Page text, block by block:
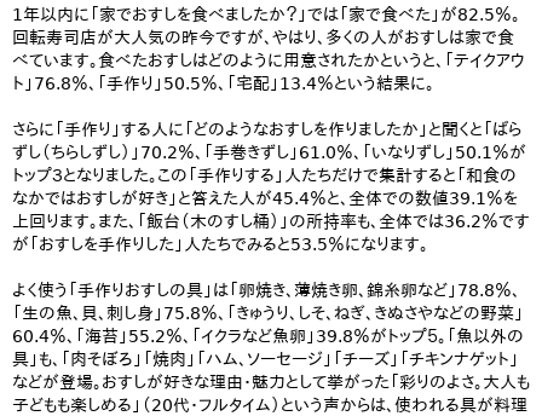
1年以内に「家でおすしを食べましたか？」では「家で食べた」が82.5％。
回転寿司店が大人気の昨今ですが、やはり、多くの人がおすしは家で食
べています。食べたおすしはどのように用意されたかというと、「テイクアウ
ト」76.8％、「手作り」50.5％、「宅配」13.4％という結果に。
さらに「手作り」する人に「どのようなおすしを作りましたか」と聞くと「ばら
ずし（ちらしずし）」70.2％、「手巻きずし」61.0％、「いなりずし」50.1％が
トップ３となりました。この「手作りする」人たちだけで集計すると「和食の
なかではおすしが好き」と答えた人が45.4％と、全体での数値39.1％を
上回ります。また、「飯台（木のすし桶）」の所持率も、全体では36.2％です
が「おすしを手作りした」人たちでみると53.5％になります。
よく使う「手作りおすしの具」は「卵焼き、薄焼き卵、錦糸卵など」78.8％、
「生の魚、貝、刺し身」75.8％、「きゅうり、しそ、ねぎ、きぬさやなどの野菜」
60.4％、「海苔」55.2％、「イクラなど魚卵」39.8％がトップ５。「魚以外の
具」も、「肉そぼろ」「焼肉」「ハム、ソーセージ」「チーズ」「チキンナゲット」
などが登場。おすしが好きな理由・魅力として挙がった「彩りのよさ。大人も
子どもも楽しめる」（20代・フルタイム）という声からは、使われる具が料理